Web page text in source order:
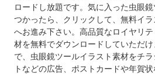
ロードし放題です。気に入った虫眼
つかったら、クリックして、無料イ
へお進み下さい。高品質なロイヤリ
材を無料でダウンロードしていただ
で、虫眼鏡ツールイラスト素材をチ
トなどの広告、ポストカードや年賀